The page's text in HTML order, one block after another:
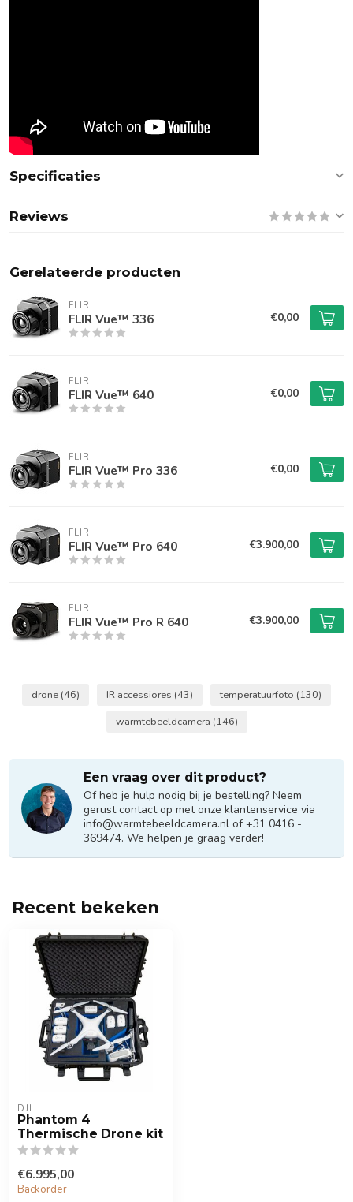
Specificaties
Reviews
Gerelateerde producten
FLIR
FLIR Vue™ 336 €0,00
FLIR
FLIR Vue™ 640 €0,00
FLIR
FLIR Vue™ Pro 336 €0,00
FLIR
FLIR Vue™ Pro 640 €3.900,00
FLIR
FLIR Vue™ Pro R 640 €3.900,00
drone (46) IR accessiores (43) temperatuurfoto (130)
warmtebeeldcamera (146)
Een vraag over dit product?
Of heb je hulp nodig bij je bestelling? Neem
gerust contact op met onze klantenservice via
info@warmtebeeldcamera.nl of +31 0416 -
369474. We helpen je graag verder!
Recent bekeken
DJI
Phantom 4
Thermische Drone kit
€6.995,00
Backorder